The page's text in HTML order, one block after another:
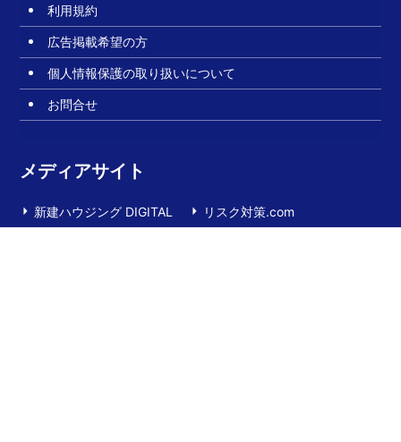
利用規約
広告掲載希望の方
個人情報保護の取り扱いについて
お問合せ
メディアサイト
新建ハウジング DIGITAL リスク対策.com